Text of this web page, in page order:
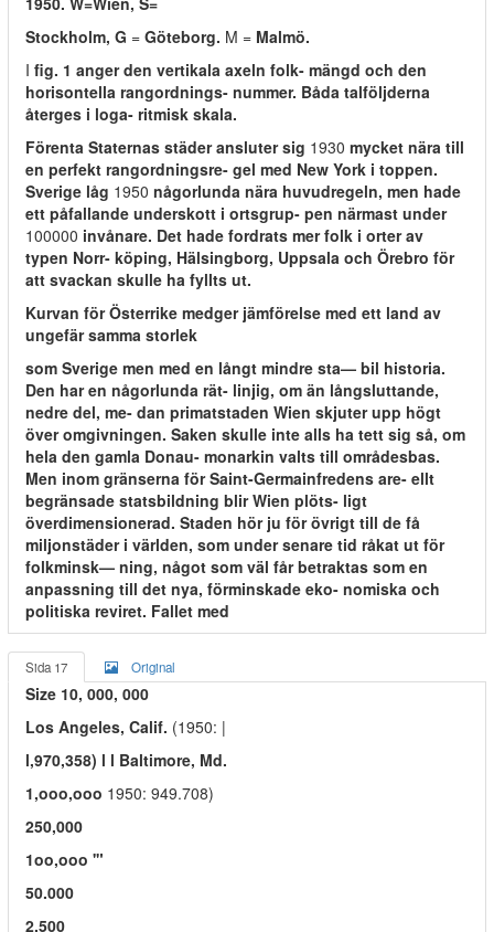
Stockholm, G = Göteborg. M = Malmö.
I fig. 1 anger den vertikala axeln folk- mängd och den
horisontella rangordnings- nummer. Båda talföljderna
återges i loga- ritmisk skala.
Förenta Staternas städer ansluter sig 1930 mycket nära till
en perfekt rangordningsre- gel med New York i toppen.
Sverige låg 1950 någorlunda nära huvudregeln, men hade
ett påfallande underskott i ortsgrup- pen närmast under
100000 invånare. Det hade fordrats mer folk i orter av
typen Norr- köping, Hälsingborg, Uppsala och Örebro för
att svackan skulle ha fyllts ut.
Kurvan för Österrike medger jämförelse med ett land av
ungefär samma storlek
som Sverige men med en långt mindre sta— bil historia.
Den har en någorlunda rät- linjig, om än långsluttande,
nedre del, me- dan primatstaden Wien skjuter upp högt
över omgivningen. Saken skulle inte alls ha tett sig så, om
hela den gamla Donau- monarkin valts till områdesbas.
Men inom gränserna för Saint-Germainfredens are- ellt
begränsade statsbildning blir Wien plöts- ligt
överdimensionerad. Staden hör ju för övrigt till de få
miljonstäder i världen, som under senare tid råkat ut för
folkminsk— ning, något som väl får betraktas som en
anpassning till det nya, förminskade eko- nomiska och
politiska reviret. Fallet med
Sida 17 Original
Size 10, 000, 000
Los Angeles, Calif. (1950: |
l,970,358) l l Baltimore, Md.
1,ooo,ooo 1950: 949.708)
250,000
1oo,ooo '"
50.000
2,500